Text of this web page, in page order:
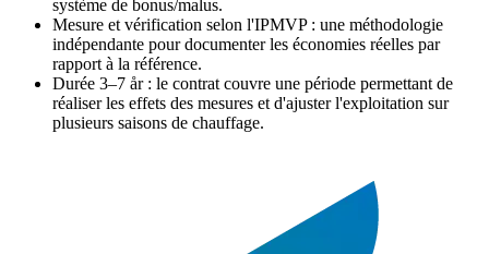
système de bonus/malus.
Mesure et vérification selon l'IPMVP : une méthodologie
indépendante pour documenter les économies réelles par
rapport à la référence.
Durée 3–7 år : le contrat couvre une période permettant de
réaliser les effets des mesures et d'ajuster l'exploitation sur
plusieurs saisons de chauffage.